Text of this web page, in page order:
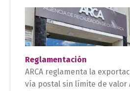
Reglamentación
ARCA reglamenta la
vía postal sin límite de valor